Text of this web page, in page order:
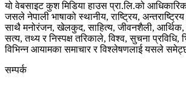
यो वेबसाइट कुश मिडिया हाउस प्रा.लि.को
जसले नेपाली भाषाको स्थानीय, राष्ट्रिय,
साथै मनोरंजन, खेलकुद, साहित्य, जीवनशैली,
सत्य, तथ्य र निस्पक्ष तरिकाले, विश्व, सुचना प्रविधि,
विभिन्न आयामका समाचार र विश्लेषणलाई यसले
सम्पर्क